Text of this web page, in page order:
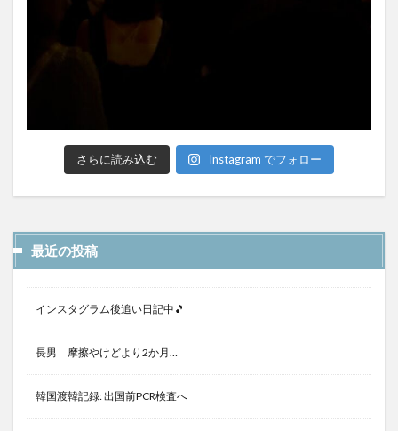
さらに読み込む Instagram でフォロー
最近の投稿
インスタグラム後追い日記中🎵
長男 摩擦やけどより2か月…
韓国渡韓記録: 出国前PCR検査へ